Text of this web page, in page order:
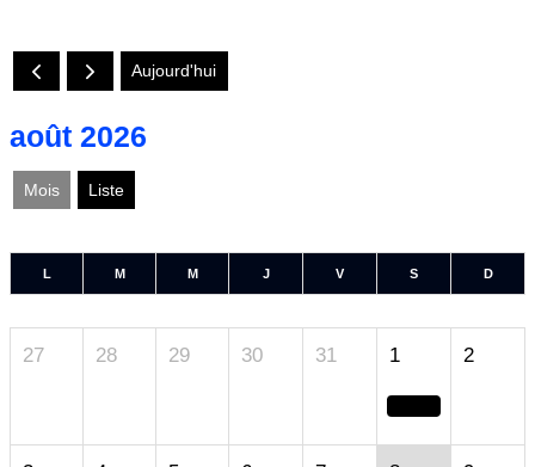
Aujourd'hui
août 2026
Mois Liste
L M M J V S D
27 28 29 30 31 1 2